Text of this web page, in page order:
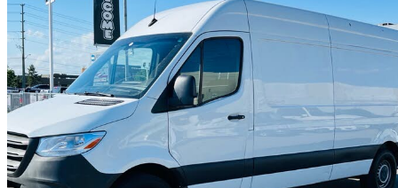
2019 Mercedes-Benz Sprinter